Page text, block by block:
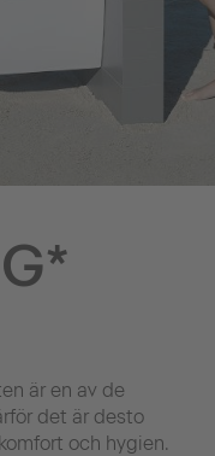
är en av de
det är desto
och hygien.